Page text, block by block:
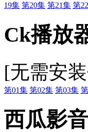
19集 第20集 第21集 第
Ck播放
[无需安
第01集 第02集 第03集
西瓜影